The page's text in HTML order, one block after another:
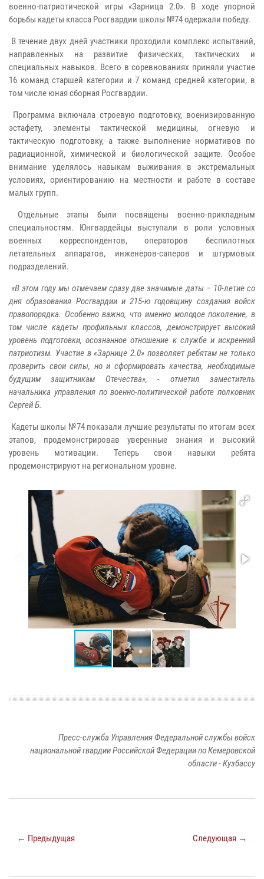
военно-патриотической игры «Зарница 2.0». В ходе упорной
борьбы кадеты класса Росгвардии школы №74 одержали победу.
В течение двух дней участники проходили комплекс испытаний,
направленных на развитие физических, тактических и
специальных навыков. Всего в соревнованиях приняли участие
16 команд старшей категории и 7 команд средней категории, в
том числе юная сборная Росгвардии.
Программа включала строевую подготовку, военизированную
эстафету, элементы тактической медицины, огневую и
тактическую подготовку, а также выполнение нормативов по
радиационной, химической и биологической защите. Особое
внимание уделялось навыкам выживания в экстремальных
условиях, ориентированию на местности и работе в составе
малых групп.
Отдельные этапы были посвящены военно-прикладным
специальностям. Юнгвардейцы выступали в роли условных
военных корреспондентов, операторов беспилотных
летательных аппаратов, инженеров-саперов и штурмовых
подразделений.
«В этом году мы отмечаем сразу две значимые даты – 10-летие со
дня образования Росгвардии и 215-ю годовщину создания войск
правопорядка. Особенно важно, что именно молодое поколение, в
том числе кадеты профильных классов, демонстрирует высокий
уровень подготовки, осознанное отношение к службе и искренний
патриотизм. Участие в «Зарнице 2.0» позволяет ребятам не только
проверить свои силы, но и сформировать качества, необходимые
будущим защитникам Отечества», - отметил заместитель
начальника управления по военно-политической работе полковник
Сергей Б.
Кадеты школы №74 показали лучшие результаты по итогам всех
этапов, продемонстрировав уверенные знания и высокий
уровень мотивации. Теперь свои навыки ребята
продемонстрируют на региональном уровне.
Пресс-служба Управления Федеральной службы войск
национальной гвардии Российской Федерации по Кемеровской
области - Кузбассу
← Предыдущая Следующая →